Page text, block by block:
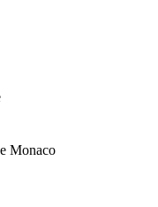
Monaco